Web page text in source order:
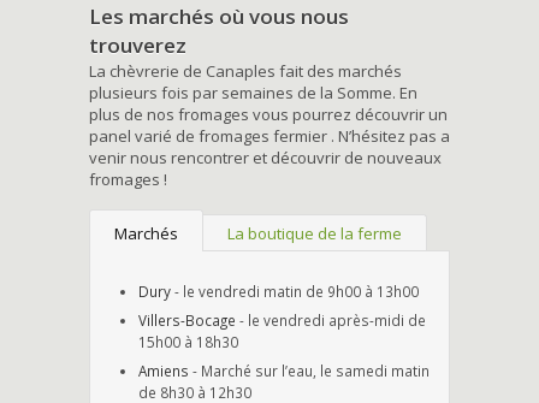
Les marchés où vous nous
trouverez
La chèvrerie de Canaples fait des marchés
plusieurs fois par semaines de la Somme. En
plus de nos fromages vous pourrez découvrir un
panel varié de fromages fermier . N’hésitez pas a
venir nous rencontrer et découvrir de nouveaux
fromages !
Marchés La boutique de la ferme
Dury- le vendredi matin de 9h00 à 13h00
Villers-Bocage - le vendredi après-midi de
15h00 à 18h30
Amiens - Marché sur l’eau, le samedi matin
de 8h30 à 12h30